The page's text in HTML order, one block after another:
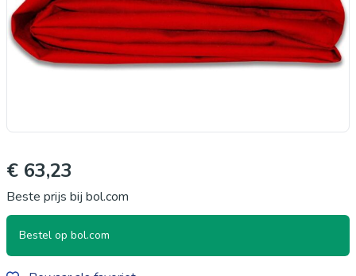
€ 63,23
Beste prijs bij bol.com
Bestel op bol.com